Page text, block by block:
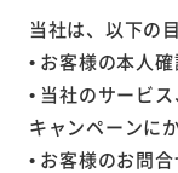
当社は、以下の
• お客様の本人
• 当社のサービ
キャンペーンに
• お客様のお問